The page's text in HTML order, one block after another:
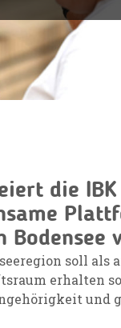
die
Bodensee
soll
erhalten